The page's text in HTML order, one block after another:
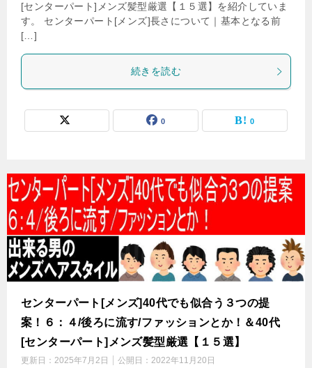
[センターパート]メンズ髪型厳選【１５選】を紹介していま
す。 センターパート[メンズ]長さについて｜基本となる前
[…]
続きを読む
0 0
センターパート[メンズ]40代でも似合う３つの提
案！６：４/後ろに流す/ファッションとか！＆40代
[センターパート]メンズ髪型厳選【１５選】
更新日： 2025年7月2日 公開日： 2022年11月20日